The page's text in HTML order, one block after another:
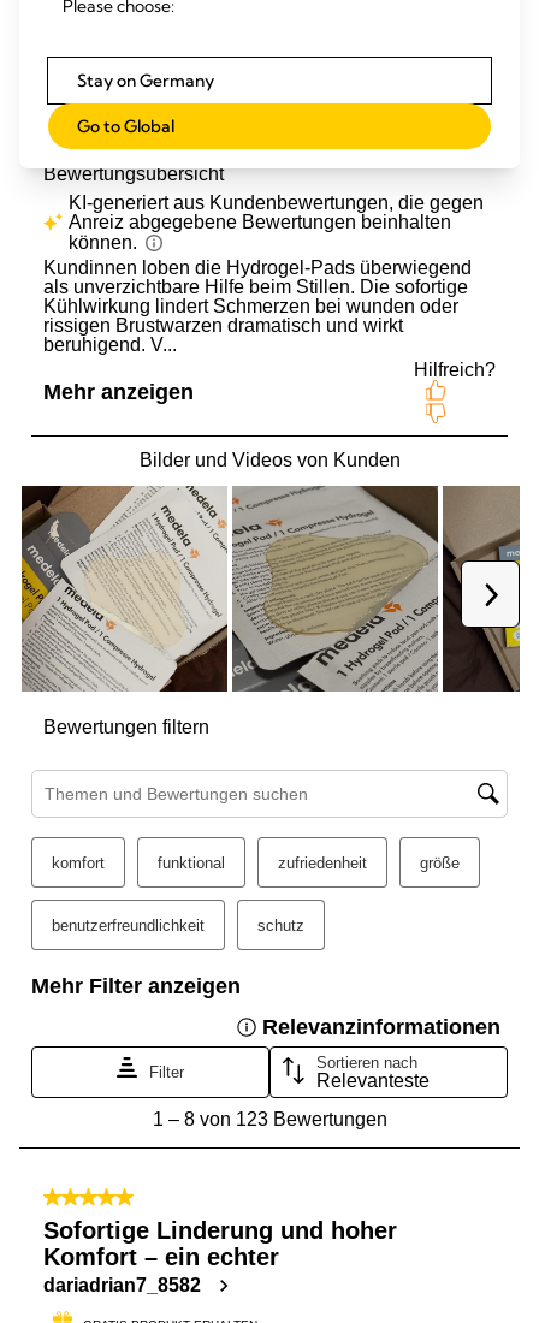
Please choose:
Stay on Germany
Go to Global